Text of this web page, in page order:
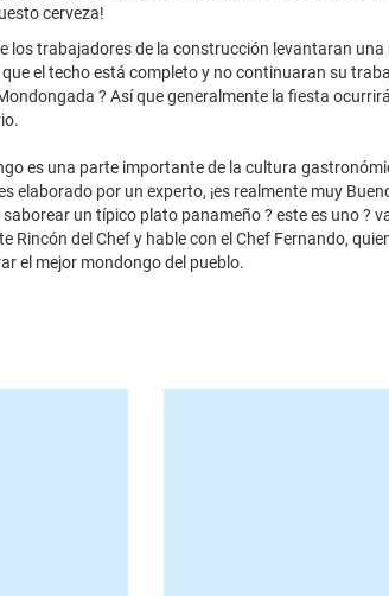
cerveza!
los trabajadores de la construcción levantaran una
el techo está completo y no continuaran su
? Así que generalmente la fiesta
es una parte importante de la cultura
elaborado por un experto, ¡es realmente muy
un típico plato panameño ? este es uno ?
Rincón del Chef y hable con el Chef Fernando,
el mejor mondongo del pueblo.